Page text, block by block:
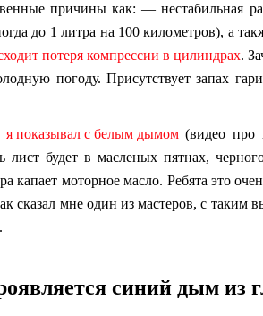
причины как: — нестабильная
до 1 литра на 100 километров), а
потеря компрессии в цилиндрах.
погоду. Присутствует запах
я показывал с белым дымом(видео про
будет в масленых пятнах,
капает моторное масло. Ребята это
сказал мне один из мастеров, с таким
синий дым из